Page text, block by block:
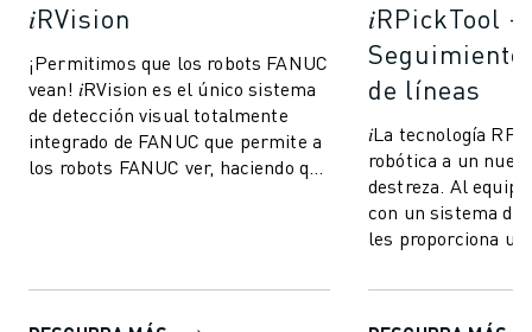
𝑖RVision
¡Permitimos que los robots FANUC
vean! 𝑖RVision es el único sistema
de detección visual totalmente
integrado de FANUC que permite a
los robots FANUC ver, haciendo que
𝑖RPickTool -
Seguimiento
de líneas
𝑖La tecnología
robótica a un
destreza. Al
con un sistema de
les proporciona
a...